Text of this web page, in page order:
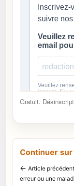
Gratuit.
Continuer sur
← Article
erreur ou une